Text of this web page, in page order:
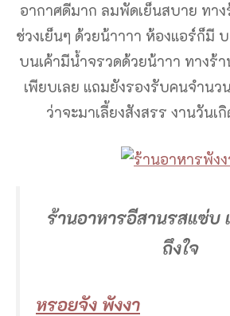
อากาศดีมาก ลมพัดเย็นสบาย ทา
ช่วงเย็นๆ ด้วยน้าาาา ห้องแอร์ก็มี
บนเค้ามีน้ำจรวดด้วยน้าาา ทางร้า
เพียบเลย แถมยังรองรับคนจำนว
ว่าจะมาเลี้ยงสังสรร งานวันเ
ร้านอาหารอีสานรสแซ่บ
ถึงใจ
หรอยจัง พังงา